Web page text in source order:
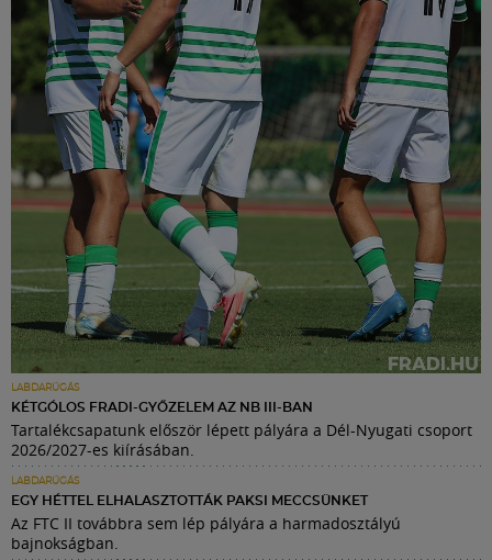
LABDARÚGÁS
KÉTGÓLOS FRADI-GYŐZELEM AZ NB III-BAN
Tartalékcsapatunk először lépett pályára a Dél-Nyugati csoport
2026/2027-es kiírásában.
LABDARÚGÁS
EGY HÉTTEL ELHALASZTOTTÁK PAKSI MECCSÜNKET
Az FTC II továbbra sem lép pályára a harmadosztályú
bajnokságban.